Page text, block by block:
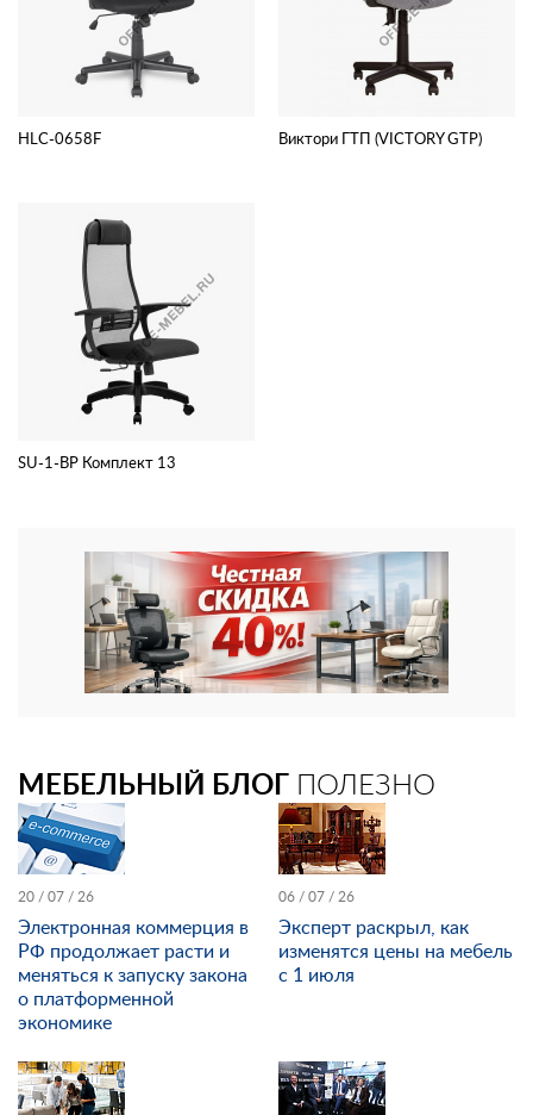
HLC-0658F Виктори ГТП (VICTORY GTP)
SU-1-BP Комплект 13
МЕБЕЛЬНЫЙ БЛОГ ПОЛЕЗНО
20 / 07 / 26
Электронная коммерция в
РФ продолжает расти и
меняться к запуску закона
о платформенной
экономике
06 / 07 / 26
Эксперт раскрыл, как
изменятся цены на мебель
с 1 июля